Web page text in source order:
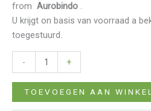
from Aurobindo .
U krijgt on basis van voorraad a
toegestuurd.
- +
TOEVOEGEN AAN